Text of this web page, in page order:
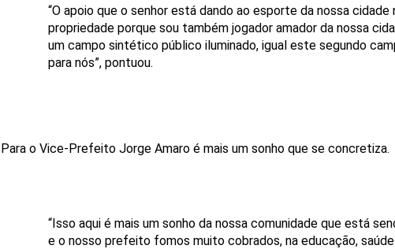
“O apoio que o senhor está dando ao esporte da nossa
propriedade porque sou também jogador amador da nossa
um campo sintético público iluminado, igual este segundo
para nós”, pontuou.
Para o Vice-Prefeito Jorge Amaro é mais um sonho que se concretiza.
“Isso aqui é mais um sonho da nossa comunidade que está
e o nosso prefeito fomos muito cobrados, na educação,